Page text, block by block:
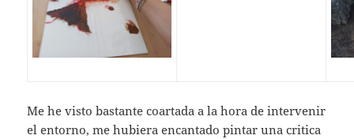
Me he visto bastante coartada a la hora de intervenir
el entorno, me hubiera encantado pintar una critica